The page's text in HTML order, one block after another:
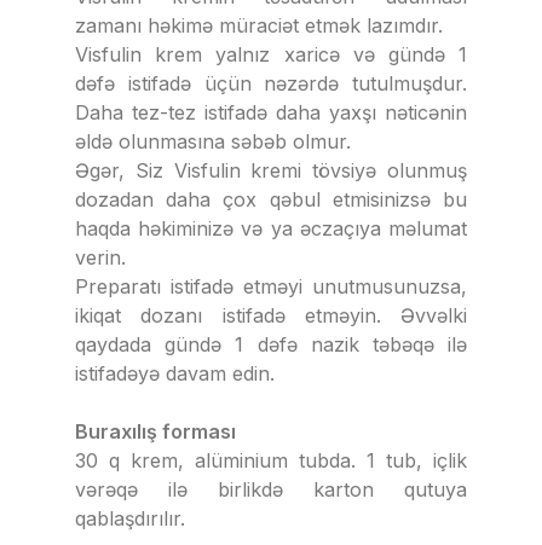
zamanı həkimə müraciət etmək lazımdır.
Visfulin krem yalnız xaricə və gündə 1
dəfə istifadə üçün nəzərdə tutulmuşdur.
Daha tez-tez istifadə daha yaxşı nəticənin
əldə olunmasına səbəb olmur.
Əgər, Siz Visfulin kremi tövsiyə olunmuş
dozadan daha çox qəbul etmisinizsə bu
haqda həkiminizə və ya əczaçıya məlumat
verin.
Preparatı istifadə etməyi unutmusunuzsa,
ikiqat dozanı istifadə etməyin. Əvvəlki
qaydada gündə 1 dəfə nazik təbəqə ilə
istifadəyə davam edin.
Buraxılış forması
30 q krem, alüminium tubda. 1 tub, içlik
vərəqə ilə birlikdə karton qutuya
qablaşdırılır.